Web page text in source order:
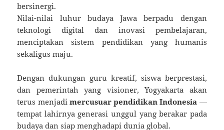
bersinergi.
Nilai-nilai luhur budaya Jawa berpadu dengan
teknologi digital dan inovasi pembelajaran,
menciptakan sistem pendidikan yang humanis
sekaligus maju.
Dengan dukungan guru kreatif, siswa berprestasi,
dan pemerintah yang visioner, Yogyakarta akan
terus menjadi mercusuar pendidikan Indonesia —
tempat lahirnya generasi unggul yang berakar pada
budaya dan siap menghadapi dunia global.